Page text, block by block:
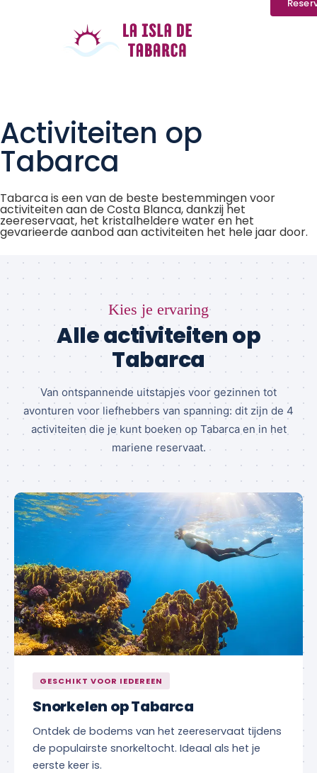
Activiteiten op
Tabarca
Tabarca is een van de beste bestemmingen voor
activiteiten aan de Costa Blanca, dankzij het
zeereservaat, het kristalheldere water en het
gevarieerde aanbod aan activiteiten het hele jaar door.
Kies je ervaring
Alle activiteiten op
Tabarca
Van ontspannende uitstapjes voor gezinnen tot
avonturen voor liefhebbers van spanning: dit zijn de 4
activiteiten die je kunt boeken op Tabarca en in het
mariene reservaat.
GESCHIKT VOOR IEDEREEN
Snorkelen op Tabarca
Ontdek de bodems van het zeereservaat tijdens
de populairste snorkeltocht. Ideaal als het je
eerste keer is.